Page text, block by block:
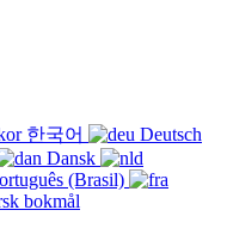
한국어
Deutsch
Dansk
(Brasil)
bokmål